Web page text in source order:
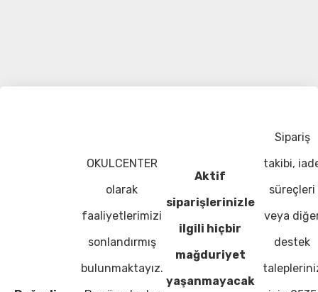
OKULCENTER
olarak
faaliyetlerimizi
sonlandırmış
bulunmaktayız.
Aktif
siparişlerinizle
ilgili hiçbir
mağduriyet
yaşanmayacak
Sipariş
takibi,
süreçleri
veya
destek